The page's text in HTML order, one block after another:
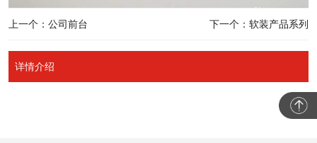
上一个：公司前台 下一个：软装产品系列
详情介绍